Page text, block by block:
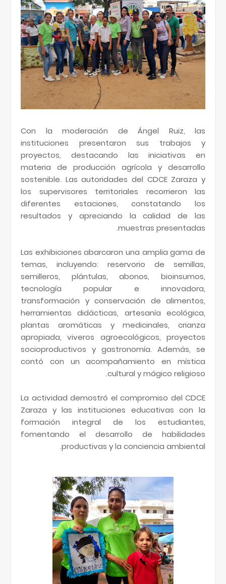
Con la moderación de Ángel Ruiz, las
instituciones presentaron sus trabajos y
proyectos, destacando las iniciativas en
materia de producción agrícola y desarrollo
sostenible. Las autoridades del CDCE Zaraza y
los supervisores territoriales recorrieron las
diferentes estaciones, constatando los
resultados y apreciando la calidad de las
muestras presentadas.
Las exhibiciones abarcaron una amplia gama de
temas, incluyendo: reservorio de semillas,
semilleros, plántulas, abonos, bioinsumos,
tecnología popular e innovadora,
transformación y conservación de alimentos,
herramientas didácticas, artesanía ecológica,
plantas aromáticas y medicinales, crianza
apropiada, viveros agroecológicos, proyectos
socioproductivos y gastronomía. Además, se
contó con un acompañamiento en mística
cultural y mágico religioso.
La actividad demostró el compromiso del CDCE
Zaraza y las instituciones educativas con la
formación integral de los estudiantes,
fomentando el desarrollo de habilidades
productivas y la conciencia ambiental.